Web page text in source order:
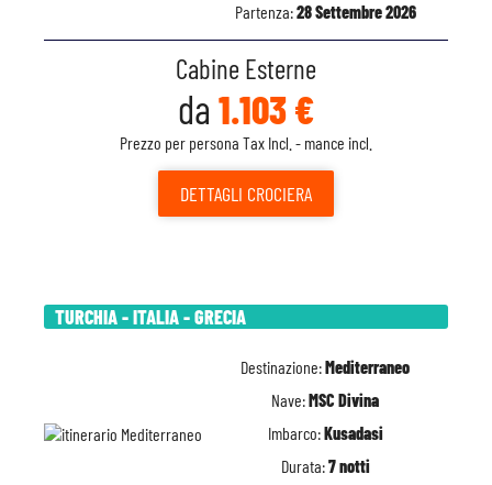
Partenza:28 Settembre 2026
Cabine Esterne
da 1.103 €
Prezzo per persona Tax Incl. - mance incl.
DETTAGLI CROCIERA
TURCHIA - ITALIA - GRECIA
Destinazione:Mediterraneo
Nave:MSC Divina
Imbarco:Kusadasi
Durata:7 notti